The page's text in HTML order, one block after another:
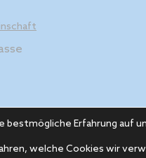
bestmögliche Erfahrung auf
welche Cookies wir